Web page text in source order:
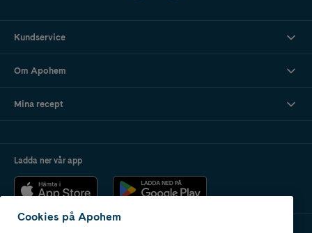
Kundservice
Om Apohem
Mina recept
Ladda ner vår app
Cookies på Apohem